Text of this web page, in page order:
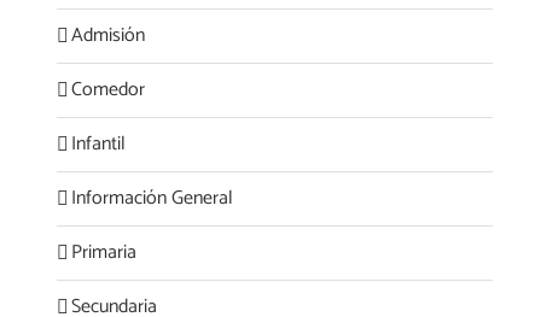
Admisión
Comedor
Infantil
Información General
Primaria
Secundaria